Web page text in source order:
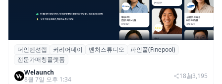
더인벤션랩·커리어데이, 스타트업 전문가 매
칭 플랫폼 ‘파인풀’ 출시
더인벤션랩 커리어데이 벤처스튜디오
파인풀(Finepool)
전문가매칭플랫폼
Welaunch
8월 7일 오후 1:34
18 3,195